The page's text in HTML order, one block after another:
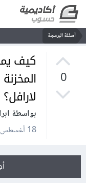
أسئلة البرمجة
0
كيف
لارافل؟
بواسطة
18 أغسطس 2022